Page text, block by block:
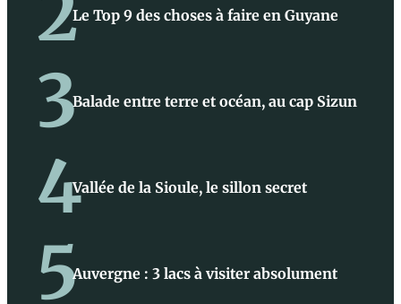
Le Top 9 des choses à faire en Guyane
3Balade entre terre et océan, au cap Sizun
4Vallée de la Sioule, le sillon secret
5Auvergne : 3 lacs à visiter absolument